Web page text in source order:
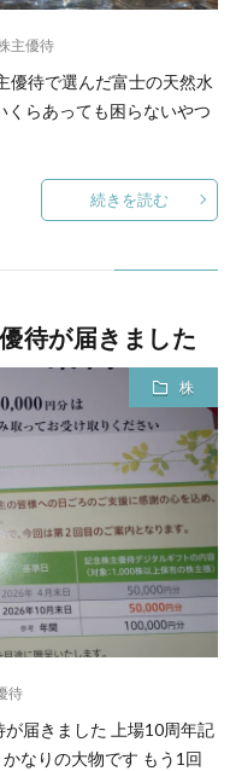
主優待
優待で選んだ富士の天然水
くらあっても困らないやつ
続きを読む
待が届きました
株
待
届きました 上場10周年記
なりの大物です もう1回